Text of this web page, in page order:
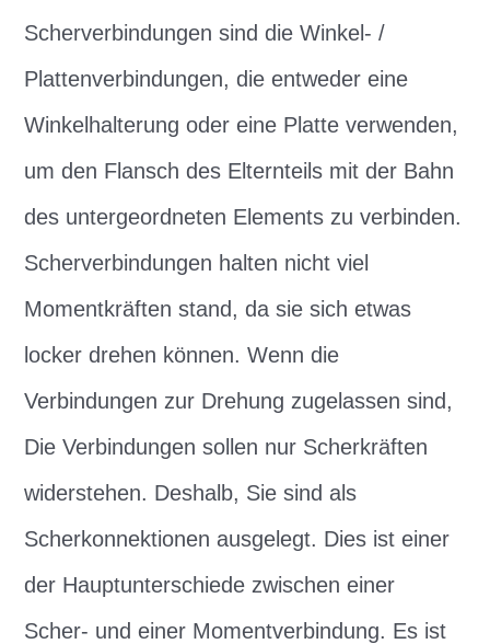
Scherverbindungen sind die Winkel- /
Plattenverbindungen, die entweder eine
Winkelhalterung oder eine Platte verwenden,
um den Flansch des Elternteils mit der Bahn
des untergeordneten Elements zu verbinden.
Scherverbindungen halten nicht viel
Momentkräften stand, da sie sich etwas
locker drehen können. Wenn die
Verbindungen zur Drehung zugelassen sind,
Die Verbindungen sollen nur Scherkräften
widerstehen. Deshalb, Sie sind als
Scherkonnektionen ausgelegt. Dies ist einer
der Hauptunterschiede zwischen einer
Scher- und einer Momentverbindung. Es ist